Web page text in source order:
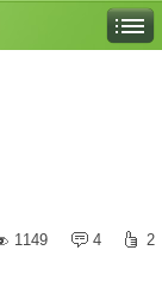
1149
4 2